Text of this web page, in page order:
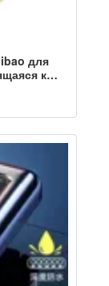
для
к
для
лысая